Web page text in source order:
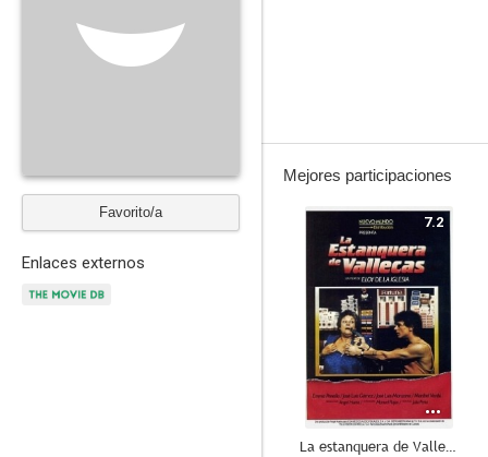
Favorito/a
Enlaces externos
Mejores participaciones
7.2
La estanquera de Vallecas